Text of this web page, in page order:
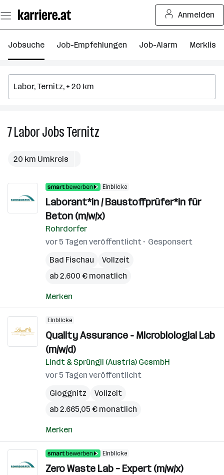
Seiteninhalt
springen
Anmelden
Jobsuche Job-Empfehlungen Job-Alarm Merkliste
7LaborJobsTernitz
20 km Umkreis
Einblicke
Laborant*in / Baustoffprüfer*in für
Beton (m/w/x)
Rohrdorfer
vor 5 Tagen veröffentlicht
Gesponsert
Bad Fischau
Vollzeit
ab 2.600 € monatlich
Merken
Einblicke
Quality Assurance - Microbiologial Lab
(m/w/d)
Lindt & Sprüngli (Austria) GesmbH
vor 5 Tagen veröffentlicht
Gloggnitz
Vollzeit
ab 2.665,05 € monatlich
Merken
Einblicke
Zero Waste Lab – Expert (m/w/x)